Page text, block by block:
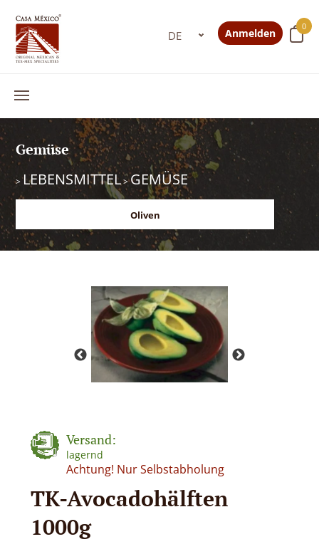
0
Anmelden
Gemüse
>LEBENSMITTEL>GEMÜSE
Oliven
Versand:
lagernd
Achtung! Nur Selbstabholung
TK-Avocadohälften
1000g